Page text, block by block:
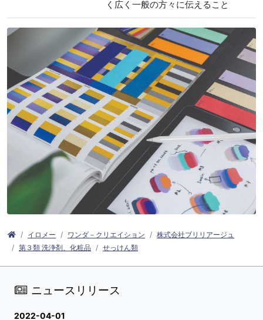
く広く一般の方々に伝えること
イロメー ワンダ－クリエイション
株式会社ブリリアージュ
第３類 洗浄剤、化粧品
せっけん類
ニュースリリース
2022-04-01